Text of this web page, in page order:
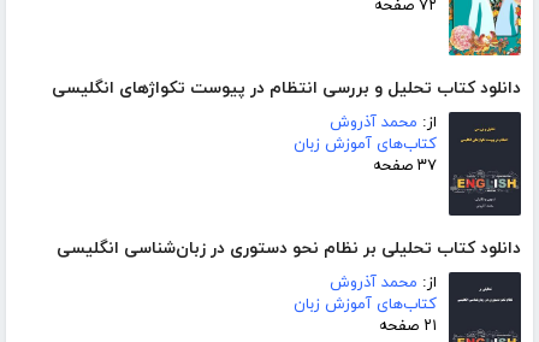
۷۲ صفحه
دانلود کتاب تحلیل و بررسی انتظام در پیوست تکواژهای انگلیسی
از: محمد آذروش
کتاب‌های آموزش زبان
۳۷ صفحه
دانلود کتاب تحلیلی بر نظام نحو دستوری در زبان‌شناسی انگلیسی
از: محمد آذروش
کتاب‌های آموزش زبان
۲۱ صفحه